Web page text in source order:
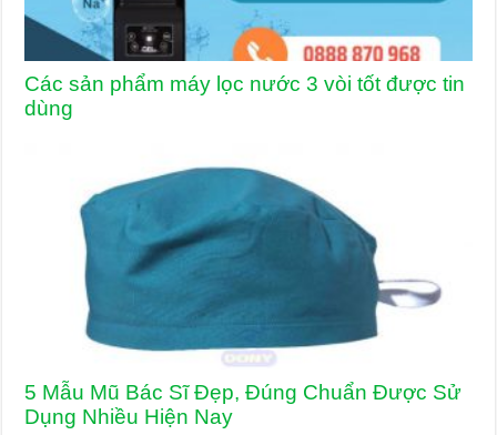
Các sản phẩm máy lọc nước 3 vòi tốt được tin
dùng
5 Mẫu Mũ Bác Sĩ Đẹp, Đúng Chuẩn Được Sử
Dụng Nhiều Hiện Nay